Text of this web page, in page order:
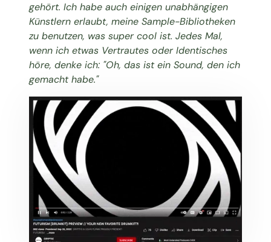
gehört. Ich habe auch einigen unabhängigen
Künstlern erlaubt, meine Sample-Bibliotheken
zu benutzen, was super cool ist. Jedes Mal,
wenn ich etwas Vertrautes oder Identisches
höre, denke ich: "Oh, das ist ein Sound, den ich
gemacht habe."